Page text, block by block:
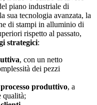
piano industriale di
sua tecnologia avanzata, la
di stampi in alluminio di
rispetto al passato,
strategici:
, con un netto
dei pezzi
produttivo, a
qualità;